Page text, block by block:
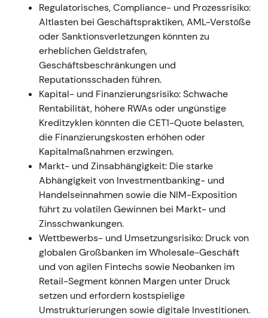
März–April 2023 — Bankenstress,
Mittelzuflüsse und Liquiditätssteuerung
Während des Bankenstresses im März 2023
(Credit Suisse / US-Regionalbanken) gerieten
Aktie und CDS der Deutschen Bank kurzzeitig
unter Druck; die Bank meldete einen Zustrom
an Einlagen und nutzte größere Transaktionen
zur Liquiditätsbeschaffung — die LCR stieg
zum Ende März auf rund 143 %.
[12] [15]
[9]
Kurzfristige Marktangst vor
Ansteckungseffekten wich der Erkenntnis,
dass die Deutsche Bank über solide
Liquiditäts- und Kapitalquoten verfügt — die
Erzählung wurde zur „widerstandsfähigen
systemrelevanten Bank", trotz der
Schlagzeilen.[15]
[10]
Chartphase — starker Kursrückgang Mitte
März, gefolgt von einer raschen Erholung, als
die Liquiditätskennzahlen den Markt
beruhigten.
Regulatorisches, Compliance- und Prozessrisiko:
Altlasten bei Geschäftspraktiken, AML-Verstöße
oder Sanktionsverletzungen könnten zu
erheblichen Geldstrafen,
Geschäftsbeschränkungen und
Reputationsschaden führen.
Kapital- und Finanzierungsrisiko: Schwache
Rentabilität, höhere RWAs oder ungünstige
Kreditzyklen könnten die CET1-Quote belasten,
die Finanzierungskosten erhöhen oder
Kapitalmaßnahmen erzwingen.
Markt- und Zinsabhängigkeit: Die starke
Abhängigkeit von Investmentbanking- und
Handelseinnahmen sowie die NIM-Exposition
führt zu volatilen Gewinnen bei Markt- und
Zinsschwankungen.
Wettbewerbs- und Umsetzungsrisiko: Druck von
globalen Großbanken im Wholesale-Geschäft
und von agilen Fintechs sowie Neobanken im
Retail-Segment können Margen unter Druck
setzen und erfordern kostspielige
Umstrukturierungen sowie digitale Investitionen.